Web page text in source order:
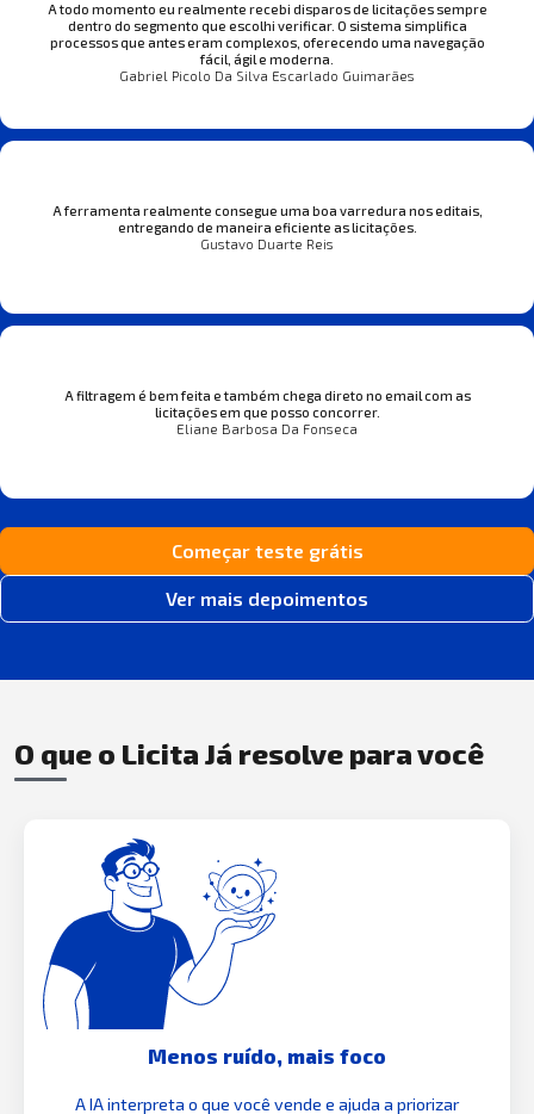
A todo momento eu realmente recebi disparos de licitações sempre
dentro do segmento que escolhi verificar. O sistema simplifica
processos que antes eram complexos, oferecendo uma navegação
fácil, ágil e moderna.
Gabriel Picolo Da Silva Escarlado Guimarães
A ferramenta realmente consegue uma boa varredura nos editais,
entregando de maneira eficiente as licitações.
Gustavo Duarte Reis
A filtragem é bem feita e também chega direto no email com as
licitações em que posso concorrer.
Eliane Barbosa Da Fonseca
Começar teste grátis
Ver mais depoimentos
O que o Licita Já resolve para você
Menos ruído, mais foco
A IA interpreta o que você vende e ajuda a priorizar